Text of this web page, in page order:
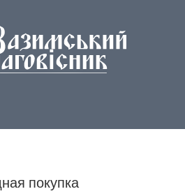
покупка